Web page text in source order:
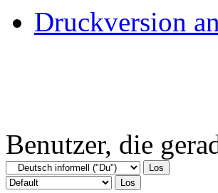
Druckversion
Benutzer, die